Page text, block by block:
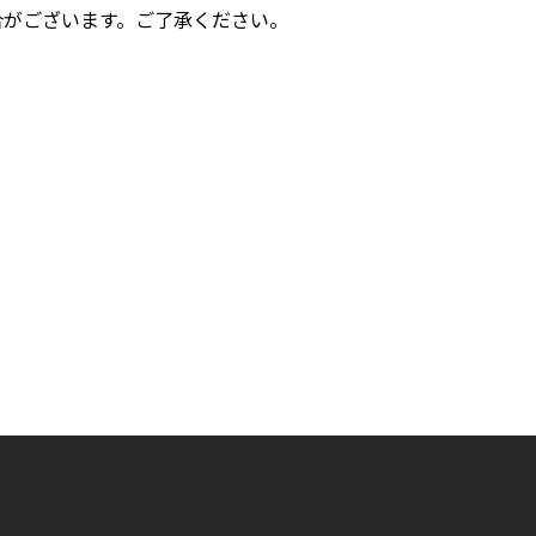
ざいます。ご了承ください。